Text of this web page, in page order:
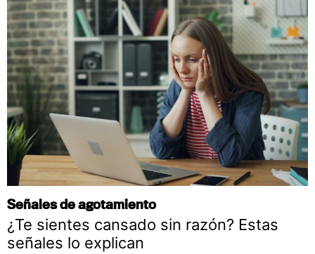
Señales de agotamiento
¿Te sientes cansado sin razón? Estas
señales lo explican